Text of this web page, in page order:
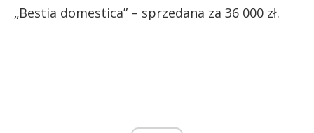
„Bestia domestica” – sprzedana za 36 000 zł.